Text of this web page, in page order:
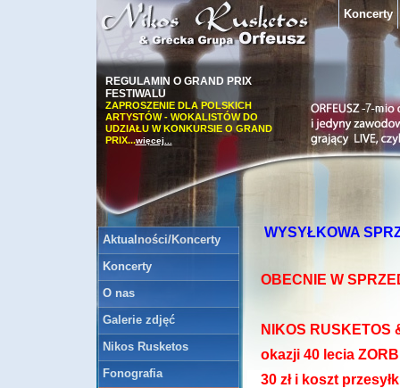
Koncerty
REGULAMIN O GRAND PRIX
FESTIWALU
ZAPROSZENIE DLA POLSKICH
ARTYSTÓW ‐ WOKALISTÓW DO
UDZIAŁU W KONKURSIE O GRAND
PRIX...więcej...
Informujemy iż nasza firma uzyskała
sekwencję finansową. Podmiotem który
udzielił wsparcia...
więcej...
Aktualności/Koncerty
Koncerty
O nas
Galerie zdjęć
Nikos Rusketos
Fonografia
WYSYŁKOWA
OBECNIE W
NIKOS RUSKETOS
okazji 40 lecia
30 zł i koszt